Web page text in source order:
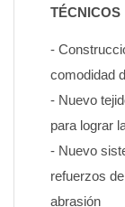
TÉCNICOS
-
comodidad
- Nuevo
para lograr
- Nuevo
refuerzos
abrasión